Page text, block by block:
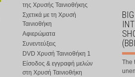
της Χρυσής Ταινιοθήκης
Σχετικά με τη Χρυσή
Ταινιοθήκη
Αφιερώματα
Συνεντεύξεις
DVD Χρυσή Ταινιοθήκη 1
Είσοδος & εγγραφή μελών
στη Χρυσή Ταινιοθήκη
The